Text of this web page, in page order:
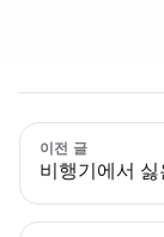
이전 글
비행기에서